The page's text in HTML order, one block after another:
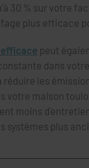
30 % sur votre
plus efficace
efficace peut
dans
réduire les
votre maison
moins
systèmes plus